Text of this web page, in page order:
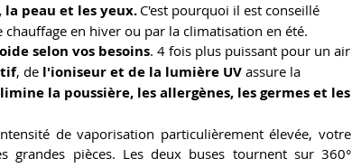
peau et les yeux. C'est pourquoi il est conseillé
en hiver ou par la climatisation en été.
selon vos besoins. 4 fois plus puissant pour un air
, de l'ioniseur et de la lumière UV assure la
la poussière, les allergènes, les germes et les
de vaporisation particulièrement élevée, votre
pièces. Les deux buses tournent sur 360°